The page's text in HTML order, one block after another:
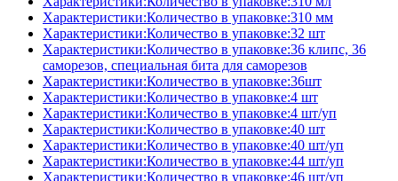
Характеристики:Количество в упаковке:310 мм
Характеристики:Количество в упаковке:32 шт
Характеристики:Количество в упаковке:36 клипс, 36
саморезов, специальная бита для саморезов
Характеристики:Количество в упаковке:36шт
Характеристики:Количество в упаковке:4 шт
Характеристики:Количество в упаковке:4 шт/уп
Характеристики:Количество в упаковке:40 шт
Характеристики:Количество в упаковке:40 шт/уп
Характеристики:Количество в упаковке:44 шт/уп
Характеристики:Количество в упаковке:46 шт/уп